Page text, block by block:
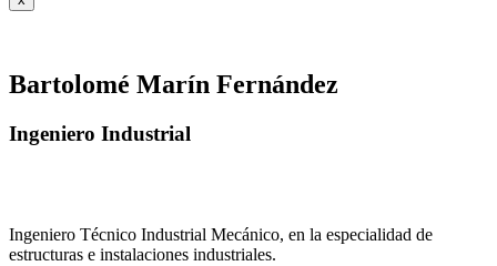
Bartolomé Marín Fernández
Ingeniero Industrial
Ingeniero Técnico Industrial Mecánico, en la especialidad de
estructuras e instalaciones industriales.